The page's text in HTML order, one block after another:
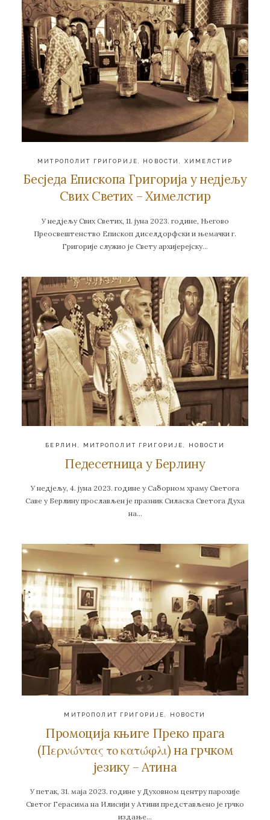
МИТРОПОЛИТ ГРИГОРИЈЕ НОВОСТИ ХИМЕЛСТИР
Бесједа Епископа Григорија у недјељу
Свих Светих – Химелстир
У недјељу Свих Светих, 11. јуна 2023. године, Његово
Преосвештенство Епископ диселдорфски и њемачки г.
Григорије служио је Свету архијерејску…
БЕРЛИН, МИТРОПОЛИТ ГРИГОРИЈЕ, НОВОСТИ
Педесетница у Берлину
У недјељу, 4. јуна 2023. године у Саборном храму Светога
Саве у Берлину прослављен је празник Силаска Светога Духа
на…
МИТРОПОЛИТ ГРИГОРИЈЕ НОВОСТИ
Промоција књиге Преко прага
(Περνώντας το κατώφλι) на грчком
језику – Атина
У петак, 31. маја 2023. године у Духовном центру парохије
Светог Герасима на Илисији у Атини представљено је грчко
издање…